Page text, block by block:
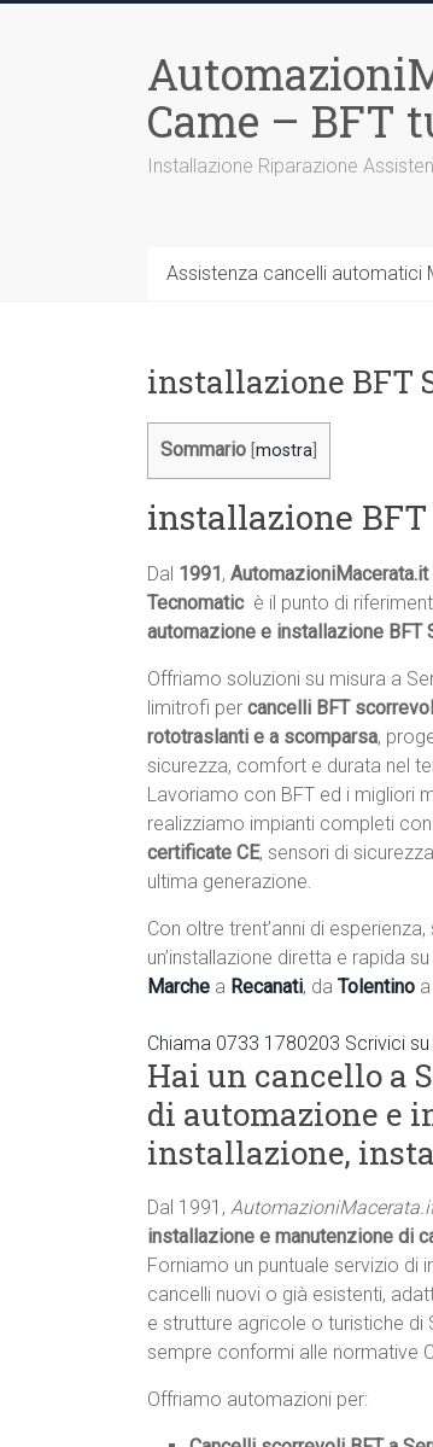
Came – BFT
Installazione Riparazione
Assistenza cancelli automatici
installazione BFT
Sommario mostra
installazione
Dal 1991 , AutomazioniMacerata.it
Tecnomatic  è il punto di
automazione e installazione BFT
Offriamo soluzioni su misura a
limitrofi per cancelli BFT
rototraslanti e a scomparsa,
sicurezza, comfort e durata nel
Lavoriamo con BFT ed i migliori
realizziamo impianti completi con
certificate CE, sensori di
ultima generazione.
Con oltre trent’anni di
un’installazione diretta e rapida
Marche a Recanati, da Tolentino a
Chiama 0733 1780203 Scrivici
Hai un cancello a
di automazione e
installazione,
Dal 1991,
installazione e manutenzione di
Forniamo un puntuale servizio di
cancelli nuovi o già esistenti,
e strutture agricole o turistiche
sempre conformi alle normative
Offriamo automazioni per: